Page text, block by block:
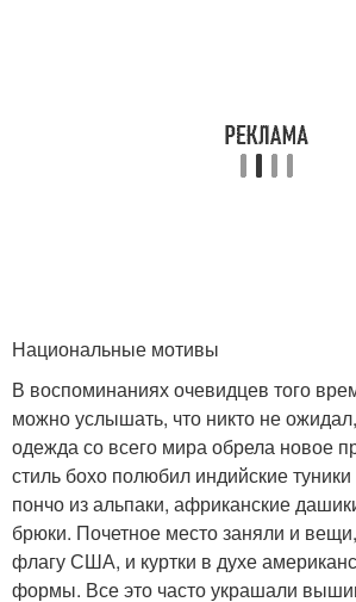
Национальные мотивы
В воспоминаниях очевидцев того
можно услышать, что никто не
одежда со всего мира обрела новое
стиль бохо полюбил индийские
пончо из альпаки, африканские
брюки. Почетное место заняли и
флагу США, и куртки в духе
формы. Все это часто украшали